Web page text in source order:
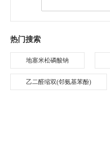
热门搜索
地塞米松磷酸钠
乙二醛缩双(邻氨基苯酚)